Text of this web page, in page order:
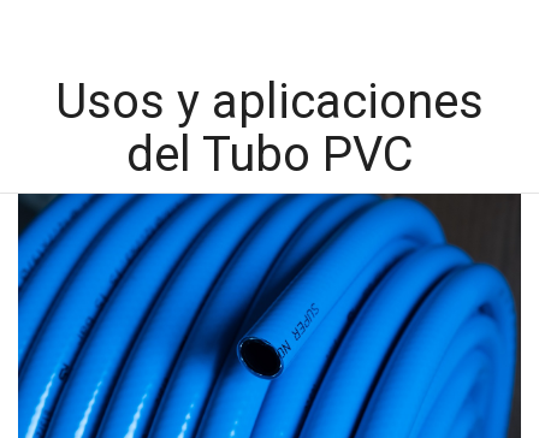
Usos y aplicaciones
del Tubo PVC